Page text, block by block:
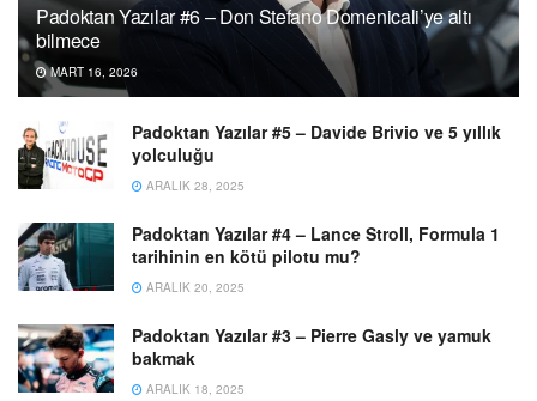
Padoktan Yazılar #6 – Don Stefano Domenicali’ye altı
bilmece
MART 16, 2026
Padoktan Yazılar #5 – Davide Brivio ve 5 yıllık
yolculuğu
ARALIK 28, 2025
Padoktan Yazılar #4 – Lance Stroll, Formula 1
tarihinin en kötü pilotu mu?
ARALIK 20, 2025
Padoktan Yazılar #3 – Pierre Gasly ve yamuk
bakmak
ARALIK 18, 2025